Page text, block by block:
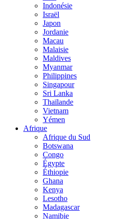
Indonésie
Israël
Japon
Jordanie
Macau
Malaisie
Maldives
Myanmar
Philippines
Singapour
Sri Lanka
Thaïlande
Vietnam
Yémen
Afrique
Afrique du Sud
Botswana
Congo
Égypte
Éthiopie
Ghana
Kenya
Lesotho
Madagascar
Namibie